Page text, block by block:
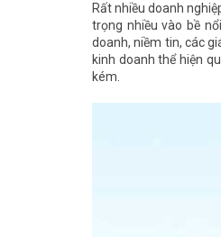
Rất nhiều doanh
trọng nhiều vào bề
doanh, niềm tin, các
kinh doanh thể hiện
kém.